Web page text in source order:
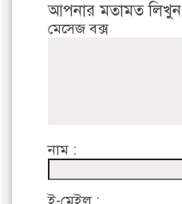
আপনার মতামত লিখুন
মেসেজ বক্স
নাম :